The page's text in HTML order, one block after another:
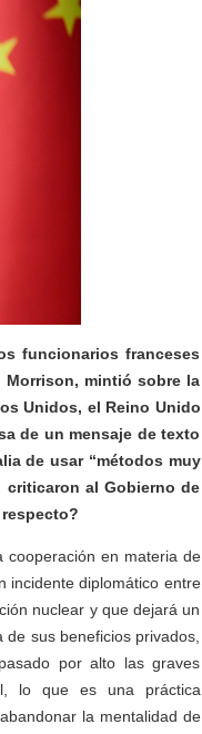
funcionarios franceses
mintió sobre la
Unidos, el Reino Unido
de un mensaje de texto
de usar “métodos muy
criticaron al Gobierno de
cooperación en materia de
incidente diplomático entre
nuclear y que dejará un
sus beneficios privados,
por alto las graves
lo que es una práctica
la mentalidad de